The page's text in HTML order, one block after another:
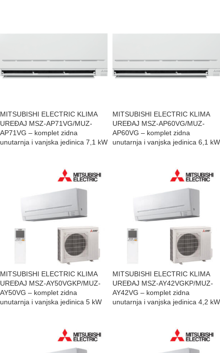
MITSUBISHI ELECTRIC KLIMA
UREĐAJ MSZ-AP71VG/MUZ-
AP71VG – komplet zidna
unutarnja i vanjska jedinica 7,1 kW
MITSUBISHI ELECTRIC KLIMA
UREĐAJ MSZ-AP60VG/MUZ-
AP60VG – komplet zidna
unutarnja i vanjska jedinica 6,1 kW
MITSUBISHI ELECTRIC KLIMA
UREĐAJ MSZ-AY50VGKP/MUZ-
AY50VG – komplet zidna
unutarnja i vanjska jedinica 5 kW
MITSUBISHI ELECTRIC KLIMA
UREĐAJ MSZ-AY42VGKP/MUZ-
AY42VG – komplet zidna
unutarnja i vanjska jedinica 4,2 kW